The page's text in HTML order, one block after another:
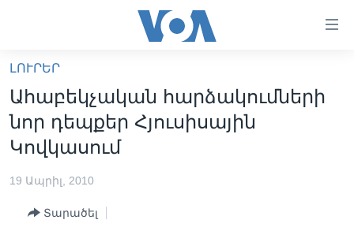
հիմնական
բովանդակությանը
անցնել
հիմնական
բովանդակությանը
բովանդակություն
ԼՈՒՐԵՐ
ՍՓՅՈՒՌՔ
ԼՈՒՐԵՐ
Ահաբեկչական հարձակումների
նոր դեպքեր Հյուսիսային
Կովկասում
19 Ապրիլ, 2010
Տարածել